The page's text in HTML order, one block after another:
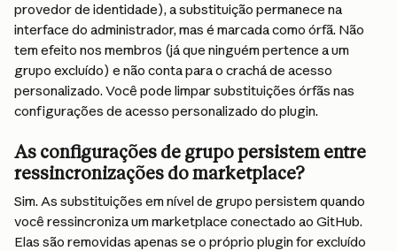
provedor de identidade), a substituição permanece na
interface do administrador, mas é marcada como órfã. Não
tem efeito nos membros (já que ninguém pertence a um
grupo excluído) e não conta para o crachá de acesso
personalizado. Você pode limpar substituições órfãs nas
configurações de acesso personalizado do plugin.
As configurações de grupo persistem entre
ressincronizações do marketplace?
Sim. As substituições em nível de grupo persistem quando
você ressincroniza um marketplace conectado ao GitHub.
Elas são removidas apenas se o próprio plugin for excluído